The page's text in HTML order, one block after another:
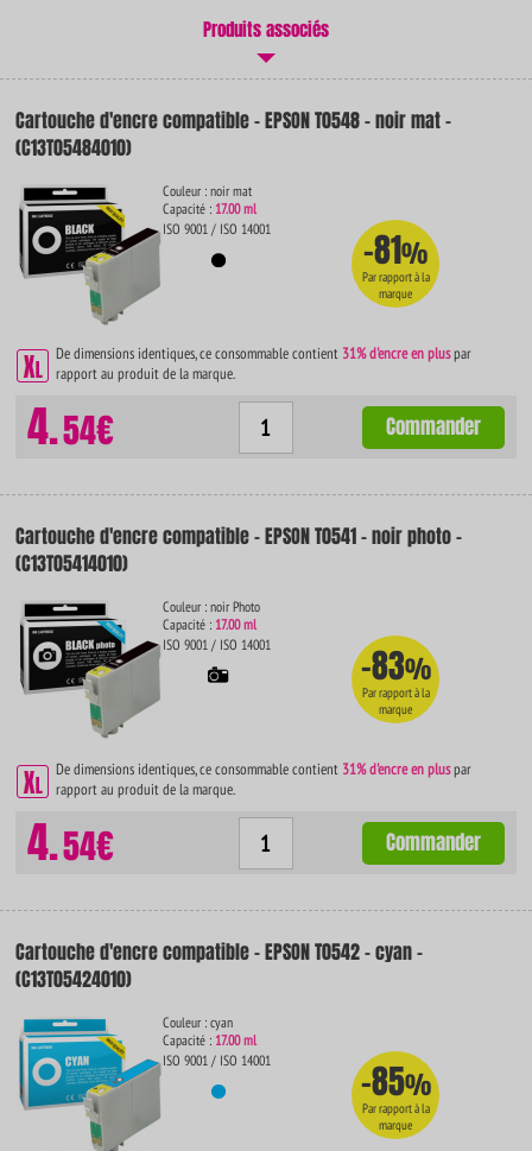
Produits associés
Cartouche d'encre compatible - EPSON T0548 - noir mat -
(C13T05484010)
Couleur : noir mat
Capacité : 17.00 ml
ISO 9001 / ISO 14001
-81%
Par rapport à la
marque
De dimensions identiques, ce consommable contient 31% d'encre en pluspar
rapport au produit de la marque.
4.54€ Commander
Cartouche d'encre compatible - EPSON T0541 - noir photo -
(C13T05414010)
Couleur : noir Photo
Capacité : 17.00 ml
ISO 9001 / ISO 14001
-83%
Par rapport à la
marque
De dimensions identiques, ce consommable contient 31% d'encre en pluspar
rapport au produit de la marque.
4.54€ Commander
Cartouche d'encre compatible - EPSON T0542 - cyan -
(C13T05424010)
Couleur : cyan
Capacité : 17.00 ml
ISO 9001 / ISO 14001
-85%
Par rapport à la
marque